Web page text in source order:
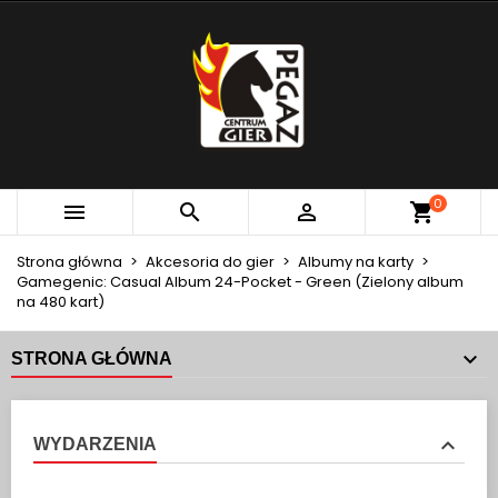
   0
Strona główna Akcesoria do gier
Albumy na karty
Gamegenic: Casual Album 24-Pocket - Green (Zielony album
na 480 kart)
STRONA GŁÓWNA
WYDARZENIA
MOJE LISTY ŻYCZEŃ
Utwórz nową listę
UTWÓRZ LISTĘ ŻYCZEŃ
Utwórz listę życzeń
ZALOGUJ SIĘ
MUSISZ BYĆ ZALOGOWANY BY ZAPISAĆ PRODUKTY
NA SWOJEJ LIŚCIE ŻYCZEŃ.
Anuluj Zaloguj się